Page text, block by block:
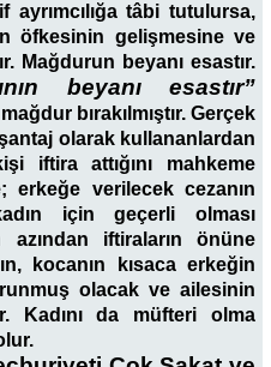
tâbi tutulursa,
öfkesinin gelişmesine ve
Mağdurun beyanı esastır.
beyanı esastır”
bırakılmıştır. Gerçek
olarak kullananlardan
iftira attığını mahkeme
erkeğe verilecek cezanın
için geçerli olması
azından iftiraların önüne
kocanın kısaca erkeğin
olacak ve ailesinin
Kadını da müfteri olma